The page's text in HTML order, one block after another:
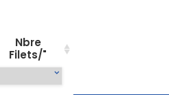
Nbre
Filets/"